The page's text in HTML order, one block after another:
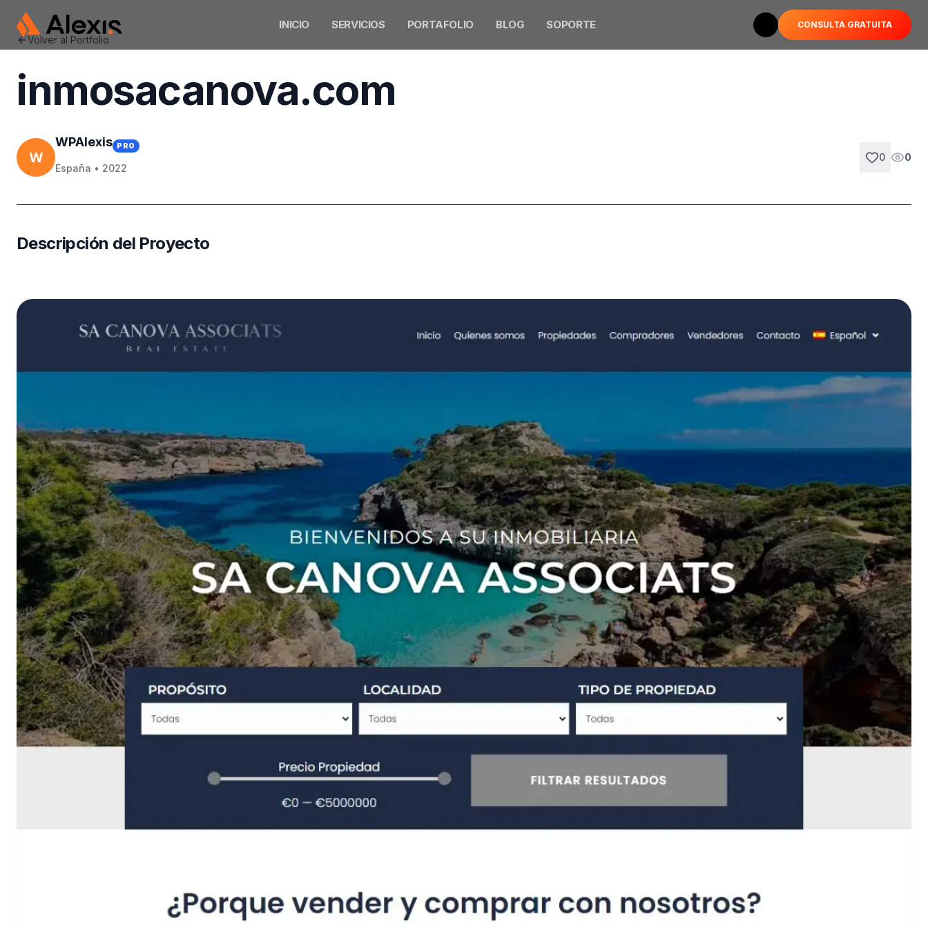
WpAlexis
INICIO SERVICIOS PORTAFOLIO BLOG SOPORTE
Toggle theme
CONSULTA GRATUITA
Volver al Portfolio
inmosacanova.com
W
WPAlexis PRO
España • 2022
0 0
Descripción del Proyecto